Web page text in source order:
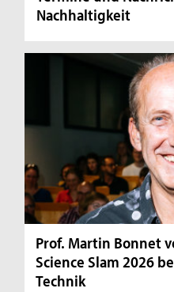
Nachhaltigkeit
Prof. Martin Bonnet
Science Slam 2026
Technik